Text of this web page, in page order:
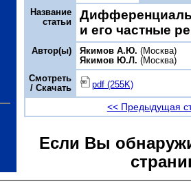
Название
статьи
и его частные
Автор(ы) Якимов А.Ю. (Москва)
Якимов Ю.Л. (Москва)
Смотреть
/ Скачать
pdf (255K)
<< Предыдущая
Если Вы